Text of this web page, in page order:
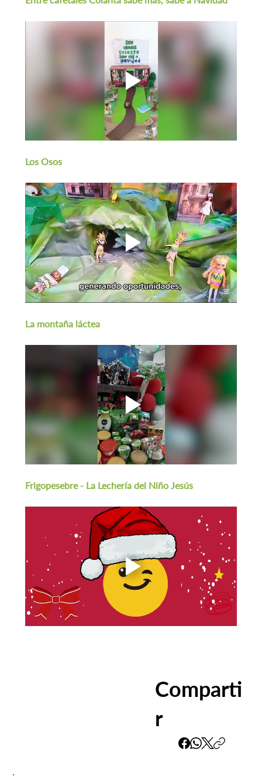
Los Osos
La montaña láctea
Frigopesebre - La Lechería del Niño Jesús
Comparti
r